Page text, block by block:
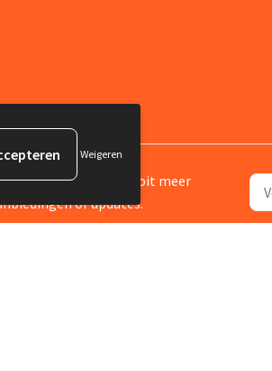
nieuwsbrief en mis nooit meer
of updates.
Weigeren